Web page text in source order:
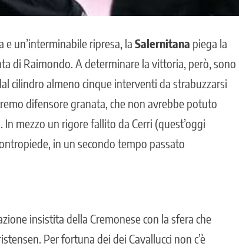
un’interminabile ripresa, la Salernitana piega la
di Raimondo. A determinare la vittoria, però, sono
cilindro almeno cinque interventi da strabuzzarsi
difensore granata, che non avrebbe potuto
mezzo un rigore fallito da Cerri (quest’oggi
in un secondo tempo passato
insistita della Cremonese con la sfera che
Per fortuna dei dei Cavallucci non c’è